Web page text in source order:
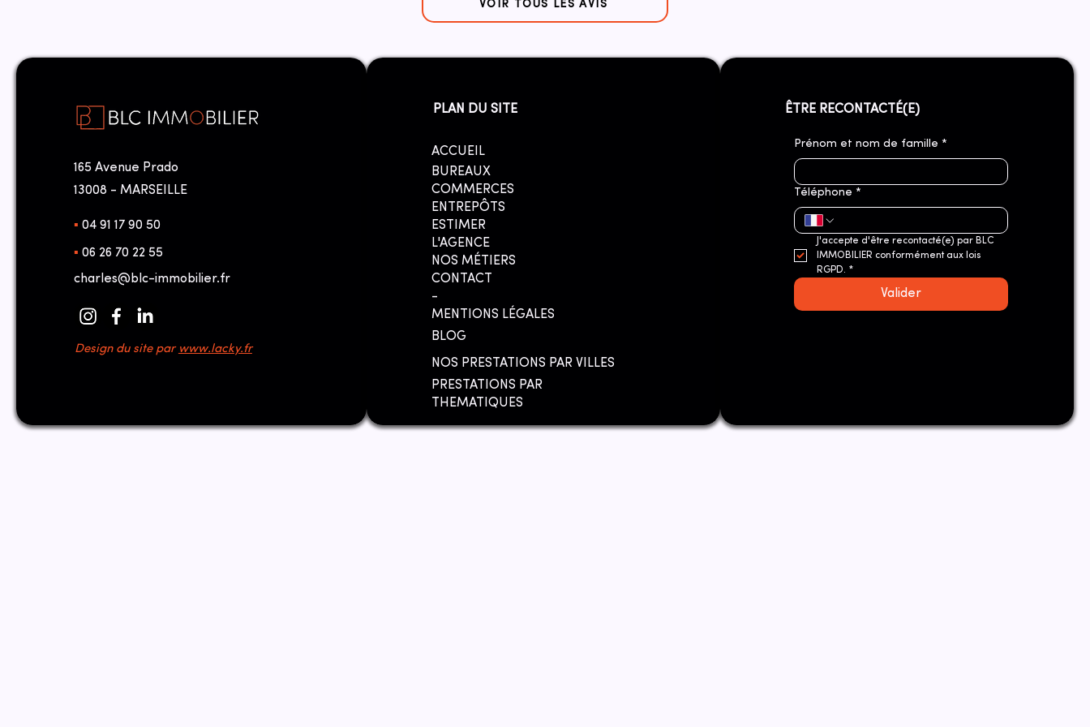
VOIR TOUS LES AVIS
165 Avenue Prado
13008 - MARSEILLE
▪︎ 04 91 17 90 50
▪︎ 06 26 70 22 55
charles@blc-immobilier.fr
Design du site par www.lacky.fr
PLAN DU SITE
ACCUEIL
BUREAUX
COMMERCES
ENTREPÔTS
ESTIMER
L'AGENCE
NOS MÉTIERS
CONTACT
-
MENTIONS LÉGALES
BLOG
ÊTRE RECONTACTÉ(E)
Prénom et nom de famille *
Téléphone *
J'accepte d'être recontacté(e) par BLC
IMMOBILIER conformément aux lois
RGPD. *
Valider
NOS PRESTATIONS PAR VILLES
PRESTATIONS PAR
THEMATIQUES